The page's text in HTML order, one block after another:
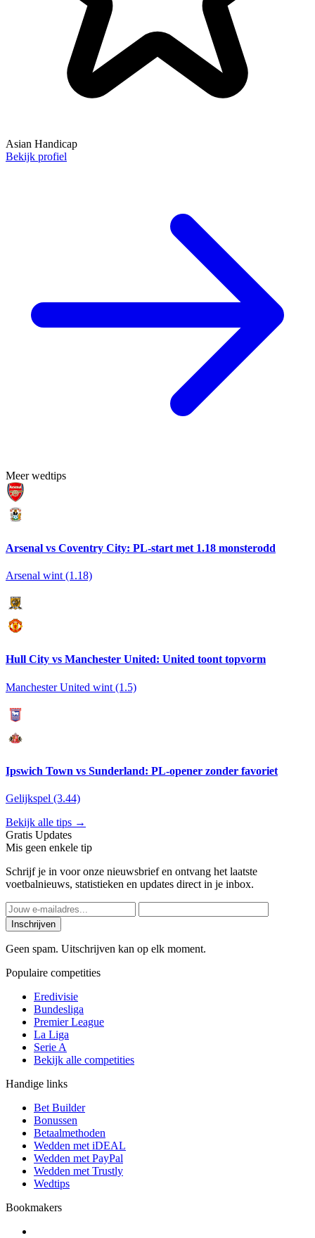
Asian Handicap
Bekijk profiel
Meer wedtips
Arsenal vs Coventry City: PL-start met 1.18 monsterodd
Arsenal wint (1.18)
Hull City vs Manchester United: United toont topvorm
Manchester United wint (1.5)
Ipswich Town vs Sunderland: PL-opener zonder favoriet
Gelijkspel (3.44)
Bekijk alle tips →
Gratis Updates
Mis geen enkele tip
Schrijf je in voor onze nieuwsbrief en ontvang het laatste
voetbalnieuws, statistieken en updates direct in je inbox.
Inschrijven
Geen spam. Uitschrijven kan op elk moment.
Populaire competities
Eredivisie
Bundesliga
Premier League
La Liga
Serie A
Bekijk alle competities
Handige links
Bet Builder
Bonussen
Betaalmethoden
Wedden met iDEAL
Wedden met PayPal
Wedden met Trustly
Wedtips
Bookmakers